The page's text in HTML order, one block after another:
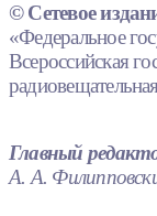
© Сетевое
«Федеральное
Всероссийская
Главный
А. А.